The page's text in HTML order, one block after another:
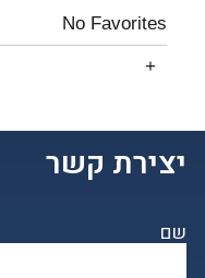
No Favorites
יצירת קשר
שם